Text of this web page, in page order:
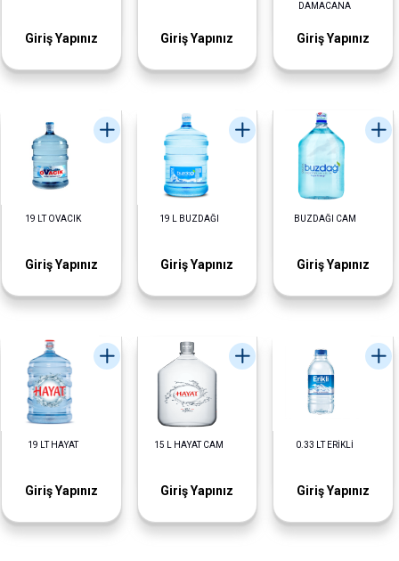
Giriş Yapınız Giriş Yapınız
DAMACANA
Giriş Yapınız
19 LT OVACIK
Giriş Yapınız
19 L BUZDAĞI
Giriş Yapınız
BUZDAĞI CAM
Giriş Yapınız
19 LT HAYAT
Giriş Yapınız
15 L HAYAT CAM
Giriş Yapınız
0.33 LT ERİKLİ
Giriş Yapınız